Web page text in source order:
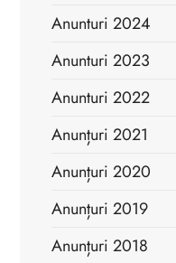
Anunturi 2024
Anunturi 2023
Anunturi 2022
Anunțuri 2021
Anunțuri 2020
Anunțuri 2019
Anunțuri 2018